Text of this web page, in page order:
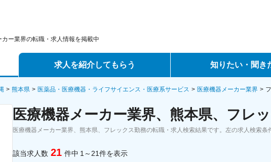
カー業界の転職・求人情報を掲載中
求人を紹介してもらう
エージェントサービス
スカウトサービス
知りたい・聞き
転職ノウハウ
データで見る転職
熊本県 医薬品・医療機器・ライフサイエンス・医療系サービス 医療機器メーカー業界
医療機器メーカー業界、熊本県、フレ
医療機器メーカー業界、熊本県、フレックス勤務の転職・求人検索結果です。左の求人検索条
該当求人数 21 件中 1～21件を表示